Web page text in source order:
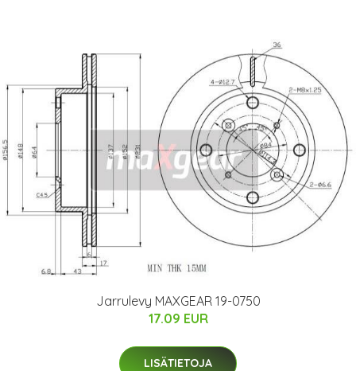
Jarrulevy MAXGEAR 19-0750
17.09 EUR
LISÄTIETOJA